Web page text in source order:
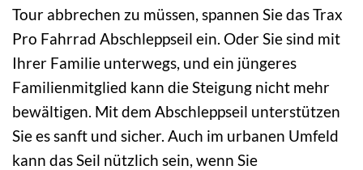
Tour abbrechen zu müssen, spannen Sie das Trax
Pro Fahrrad Abschleppseil ein. Oder Sie sind mit
Ihrer Familie unterwegs, und ein jüngeres
Familienmitglied kann die Steigung nicht mehr
bewältigen. Mit dem Abschleppseil unterstützen
Sie es sanft und sicher. Auch im urbanen Umfeld
kann das Seil nützlich sein, wenn Sie